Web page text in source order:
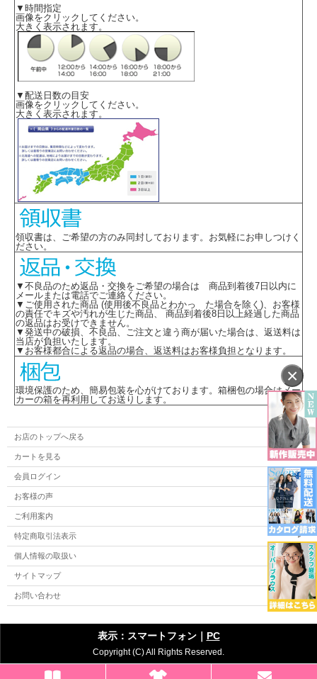
×
▼時間指定
画像をクリックしてください。
大きく表示されます。
▼配送日数の目安
画像をクリックしてください。
大きく表示されます。
領収書は、ご希望の方のみ同封しております。お気軽にお申しつけく
ださい。
▼不良品のため返品・交換をご希望の場合は 商品到着後7日以内に
メールまたは電話でご連絡ください。
▼ご使用された商品 (使用後不良品とわかっ た場合を除く)、お客様
の責任でキズや汚れが生じた商品、 商品到着後8日以上経過した商品
の返品はお受けできません。
▼発送中の破損、不良品、ご注文と違う商が届いた場合は、返送料は
当店が負担いたします。
▼お客様都合による返品の場合、返送料はお客様負担となります。
環境保護のため、簡易包装を心がけております。箱梱包の場合はメー
カーの箱を再利用してお送りします。
お店のトップへ戻る
カートを見る
会員ログイン
お客様の声
ご利用案内
特定商取引法表示
個人情報の取扱い
サイトマップ
お問い合わせ
表示：スマートフォン｜ PC
Copyright (C) All Rights Reserved.